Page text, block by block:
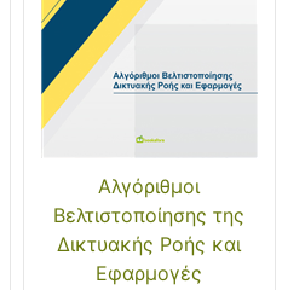
Αλγόριθμοι
Βελτιστοποίησης της
Δικτυακής Ροής και
Εφαρμογές